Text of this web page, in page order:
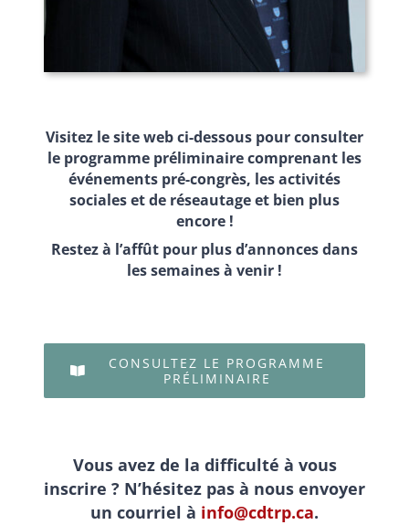
Visitez le site web ci-dessous pour consulter
le programme préliminaire comprenant les
événements pré-congrès, les activités
sociales et de réseautage et bien plus
encore !
Restez à l’affût pour plus d’annonces dans
les semaines à venir !
CONSULTEZ LE PROGRAMME
PRÉLIMINAIRE
Vous avez de la difficulté à vous
inscrire ? N’hésitez pas à nous envoyer
un courriel à info@cdtrp.ca.